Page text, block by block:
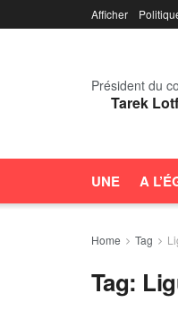
Afficher
Président du
Tarek
UNE A
Home Tag
Tag: